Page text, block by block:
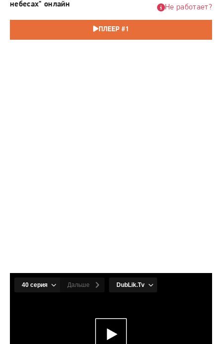
небесах" онлайн
ПЛЕЕР #1
Не работает?